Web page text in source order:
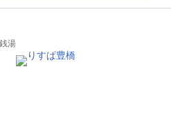
湯